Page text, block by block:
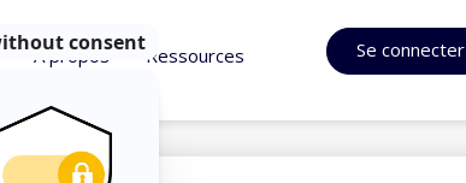
À propos Ressources Se connecter